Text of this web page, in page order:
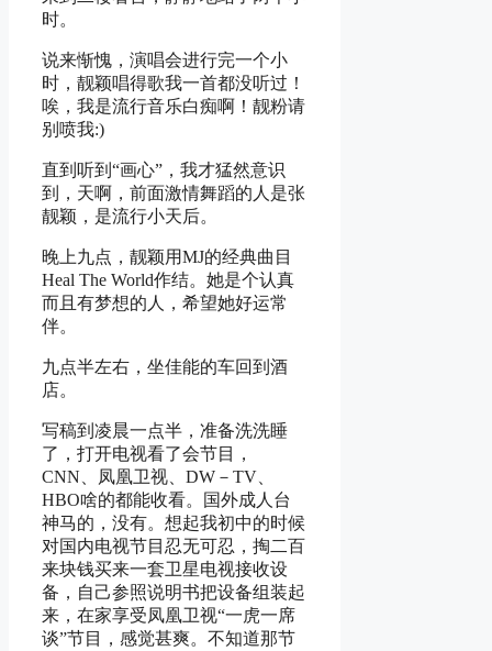
时。
说来惭愧，演唱会进行完一个小
时，靓颖唱得歌我一首都没听过！
唉，我是流行音乐白痴啊！靓粉请
别喷我:)
直到听到“画心”，我才猛然意识
到，天啊，前面激情舞蹈的人是张
靓颖，是流行小天后。
晚上九点，靓颖用MJ的经典曲目
Heal The World作结。她是个认真
而且有梦想的人，希望她好运常
伴。
九点半左右，坐佳能的车回到酒
店。
写稿到凌晨一点半，准备洗洗睡
了，打开电视看了会节目，
CNN、凤凰卫视、DW－TV、
HBO啥的都能收看。国外成人台
神马的，没有。想起我初中的时候
对国内电视节目忍无可忍，掏二百
来块钱买来一套卫星电视接收设
备，自己参照说明书把设备组装起
来，在家享受凤凰卫视“一虎一席
谈”节目，感觉甚爽。不知道那节